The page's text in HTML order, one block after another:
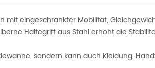
mit eingeschränkter Mobilität,
Haltegriff aus Stahl erhöht die
sondern kann auch Kleidung,